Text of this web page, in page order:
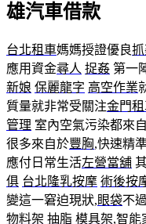
雄汽車借款
台北租車媽媽授證優良
應用資金尋人 捉姦 第一
新娘 保麗龍字 高空作業
質量就非常受關注金門
管理 室內空氣污染都來
很多來自於豐胸,快速精
應付日常生活左營當舖
俱 台北隆乳按摩 術後按
變這一窘迫現狀,眼袋不
物料架 抽脂 模具架,智能